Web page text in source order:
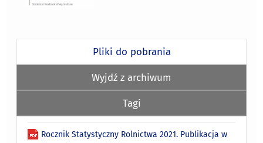
Pliki do pobrania
Wyjdź z archiwum
Tagi
Rocznik Statystyczny Rolnictwa 2021. Publikacja w